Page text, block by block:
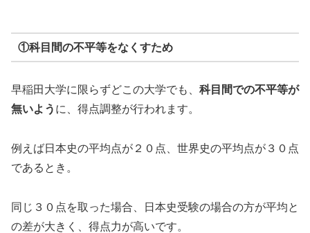
①科目間の不平等をなくすため
早稲田大学に限らずどこの大学でも、 科目間での不平等が
無いよう に、得点調整が行われます。
例えば日本史の平均点が２０点、世界史の平均点が３０点
であるとき。
同じ３０点を取った場合、日本史受験の場合の方が平均と
の差が大きく、得点力が高いです。